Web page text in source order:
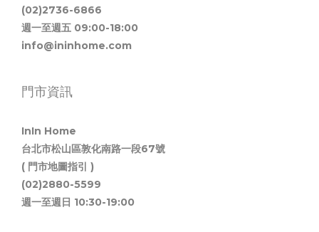
(02)2736-6866
週一至週五 09:00-18:00
info@ininhome.com
門市資訊
InIn Home
台北市松山區敦化南路一段67號
( 門市地圖指引 )
(02)2880-5599
週一至週日 10:30-19:00